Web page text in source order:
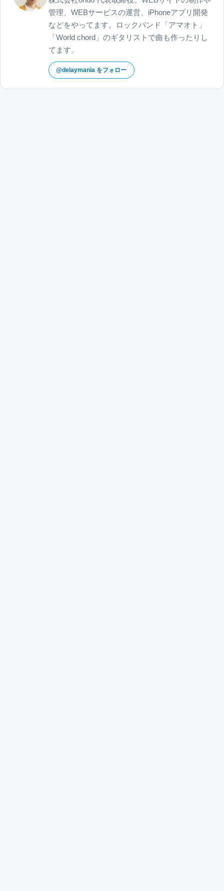
管理、WEBサービスの運営、iPhoneアプリ開発
などをやってます。ロックバンド「アマオト」
「World chord」のギタリストで曲も作ったりし
てます。
@delaymania をフォロー